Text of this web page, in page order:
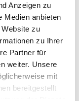
Anzeigen zu
Medien anbieten
zu
zu Ihrer
Partner für
weiter. Unsere
mit
bereitgestellt